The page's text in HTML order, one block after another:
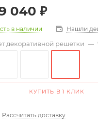
040 ₽
в наличии Нашли
декоративной решетки —
КУПИТЬ В 1 КЛИК
Рассчитать доставку